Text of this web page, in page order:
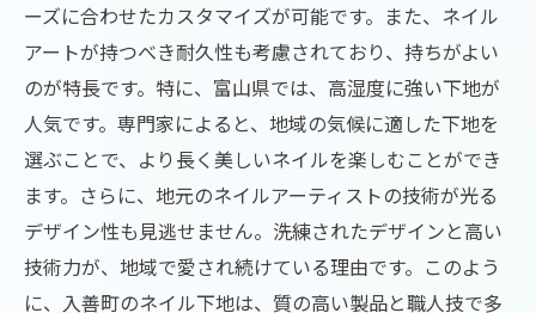
ネイル下地の選び方Q&A
入善町で人気のネイルサロン指先のおしゃれを
楽しむ方法
地元で評判のネイルサロン紹介
サロン選びのコツと注意点
サロンでのネイルケア体験談
人気ネイルサロンの予約方法と注意点
プロフェッショナルな施術を受けるメリッ
ーズに合わせたカスタマイズが可能です。また、ネイル
アートが持つべき耐久性も考慮されており、持ちがよい
のが特長です。特に、富山県では、高湿度に強い下地が
人気です。専門家によると、地域の気候に適した下地を
選ぶことで、より長く美しいネイルを楽しむことができ
ます。さらに、地元のネイルアーティストの技術が光る
デザイン性も見逃せません。洗練されたデザインと高い
技術力が、地域で愛され続けている理由です。このよう
に、入善町のネイル下地は、質の高い製品と職人技で多